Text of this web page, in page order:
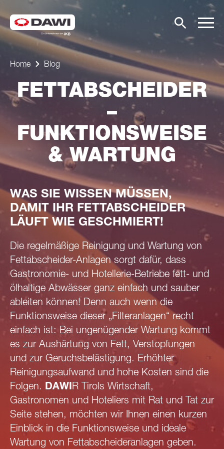
Home Blog
FETTABSCHEIDER
–
FUNKTIONSWEISE
& WARTUNG
WAS SIE WISSEN MÜSSEN,
DAMIT IHR FETTABSCHEIDER
LÄUFT WIE GESCHMIERT!
Die regelmäßige Reinigung und Wartung von
Fettabscheider-Anlagen sorgt dafür, dass
Gastronomie- und Hotellerie-Betriebe fett- und
ölhaltige Abwässer ganz einfach und sauber
ableiten können! Denn auch wenn die
Funktionsweise dieser „Filteranlagen“ recht
einfach ist: Bei ungenügender Wartung kommt
es zur Aushärtung von Fett, Verstopfungen
und zur Geruchsbelästigung. Erhöhter
Reinigungsaufwand und hohe Kosten sind die
Folgen. DAWIR Tirols Wirtschaft,
Gastronomen und Hoteliers mit Rat und Tat zur
Seite stehen, möchten wir Ihnen einen kurzen
Einblick in die Funktionsweise und ideale
Wartung von Fettabscheideranlagen geben.